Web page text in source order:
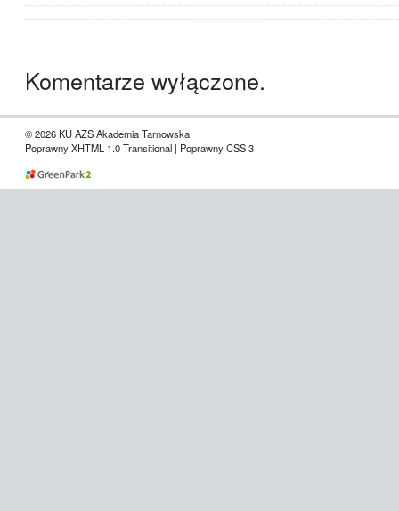
Komentarze wyłączone.
© 2026 KU AZS Akademia Tarnowska
Poprawny XHTML 1.0 Transitional | Poprawny CSS 3